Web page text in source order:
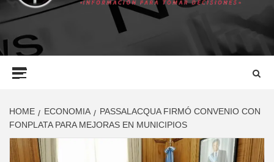
ECONOMIS
INFORMACIÓN PARA TOMAR DECISIONES
HOME ECONOMIA
PASSALACQUA FIRMÓ CONVENIO CON
FONPLATA PARA MEJORAS EN MUNICIPIOS